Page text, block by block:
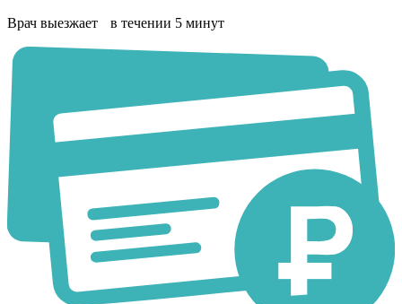
Врач выезжает в течении 5 минут